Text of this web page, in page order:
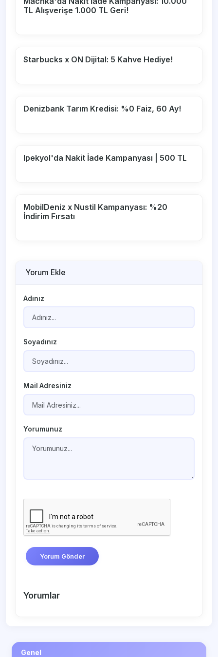
TL Alışverişe 1.000 TL Geri!
Starbucks x ON Dijital: 5 Kahve Hediye!
Denizbank Tarım Kredisi: %0 Faiz, 60 Ay!
Ipekyol'da Nakit İade Kampanyası | 500 TL
MobilDeniz x Nustil Kampanyası: %20
İndirim Fırsatı
Yorum Ekle
Adınız
Soyadınız
Mail Adresiniz
Yorumunuz
Yorum Gönder
Yorumlar
Genel